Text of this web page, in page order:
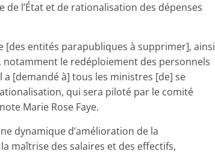
l’État et de rationalisation des dépenses
[des entités parapubliques à supprimer], ainsi
notamment le redéploiement des personnels
[demandé à] tous les ministres [de] se
qui sera piloté par le comité
Marie Rose Faye.
dynamique d’amélioration de la
maîtrise des salaires et des effectifs,